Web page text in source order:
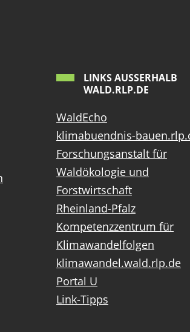
LINKS AUSSERHALB W
ALD.RLP.DE
WaldEcho
klimabuendnis-
Forschungsanstalt für
Waldökologie und
Forstwirtschaft
Rheinland-Pfalz
Kompetenzzentrum für
Klimawandelfolgen
klimawandel.wald.rlp.de
Portal U
Link-Tipps